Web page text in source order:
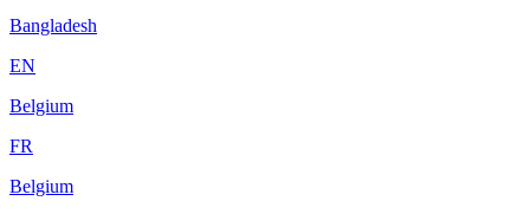
Bangladesh
EN
Belgium
FR
Belgium